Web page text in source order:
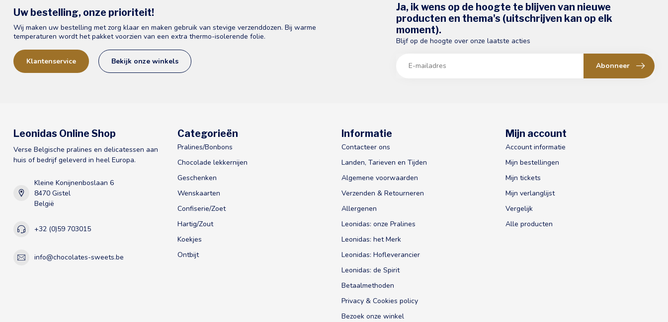
Uw bestelling, onze prioriteit!
Wij maken uw bestelling met zorg klaar en maken gebruik van stevige verzenddozen. Bij warme
temperaturen wordt het pakket voorzien van een extra thermo-isolerende folie.
Klantenservice Bekijk onze winkels
Ja, ik wens op de hoogte te blijven van nieuwe
producten en thema's (uitschrijven kan op elk
moment).
Blijf op de hoogte over onze laatste acties
Abonneer
Leonidas Online Shop
Verse Belgische pralines en delicatessen aan
huis of bedrijf geleverd in heel Europa.
Kleine Konijnenboslaan 6
8470 Gistel
België
+32 (0)59 703015
info@chocolates-sweets.be
Categorieën
Pralines/Bonbons
Chocolade lekkernijen
Geschenken
Wenskaarten
Confiserie/Zoet
Hartig/Zout
Koekjes
Ontbijt
Informatie
Contacteer ons
Landen, Tarieven en Tijden
Algemene voorwaarden
Verzenden & Retourneren
Allergenen
Leonidas: onze Pralines
Leonidas: het Merk
Leonidas: Hofleverancier
Leonidas: de Spirit
Betaalmethoden
Privacy & Cookies policy
Bezoek onze winkel
Mijn account
Account informatie
Mijn bestellingen
Mijn tickets
Mijn verlanglijst
Vergelijk
Alle producten